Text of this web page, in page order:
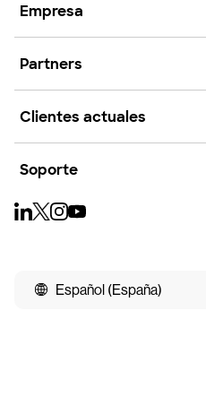
Empresa
Partners
Clientes actuales
Soporte
Español (España)